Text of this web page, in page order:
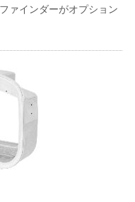
ァインダーがオプション